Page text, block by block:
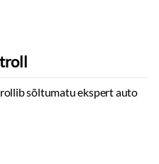
sõltumatu ekspert auto